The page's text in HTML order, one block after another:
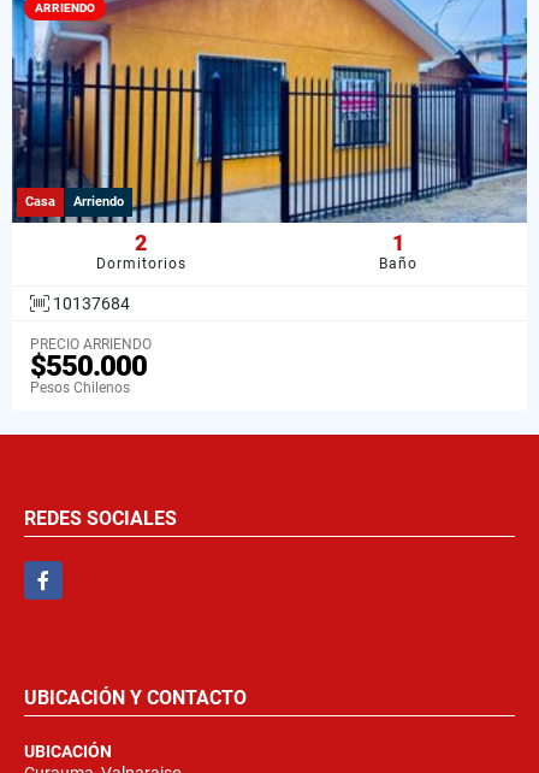
ARRIENDO
Casa Arriendo
2
Dormitorios
1
Baño
10137684
PRECIO ARRIENDO
$550.000
Pesos Chilenos
REDES SOCIALES
Facebook
UBICACIÓN Y CONTACTO
UBICACIÓN